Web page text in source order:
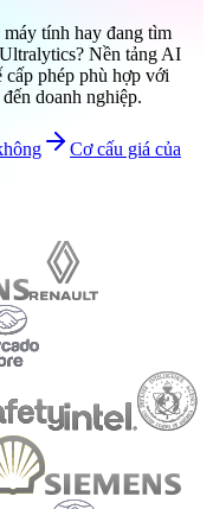
tính hay đang tìm
Nền tảng AI
phép phù hợp với
doanh nghiệp.
Cơ cấu giá của